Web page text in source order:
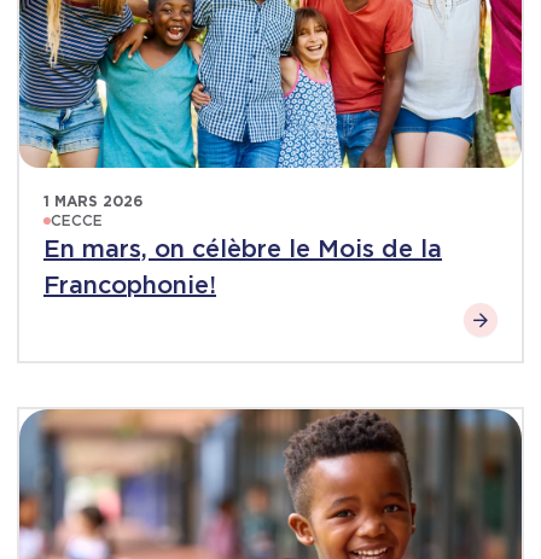
1 MARS 2026
CECCE
En mars, on célèbre le Mois de la
Francophonie!